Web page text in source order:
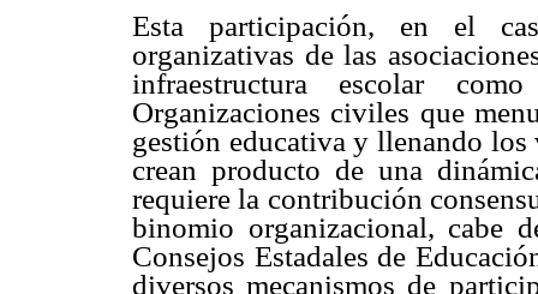
Esta participación, en el
organizativas de las
infraestructura escolar
Organizaciones civiles que
gestión educativa y llenando los
crean producto de una
requiere la contribución
binomio organizacional, cabe
Consejos Estadales de
diversos mecanismos de